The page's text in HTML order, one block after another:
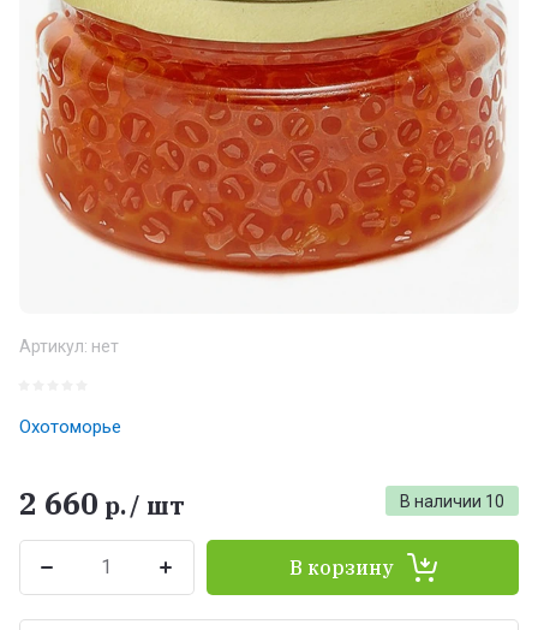
Артикул: нет
Охотоморье
В наличии 10
2 660 р./ шт
В корзину